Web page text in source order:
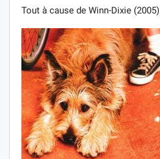
Tout à cause de Winn-Dixie (2005)